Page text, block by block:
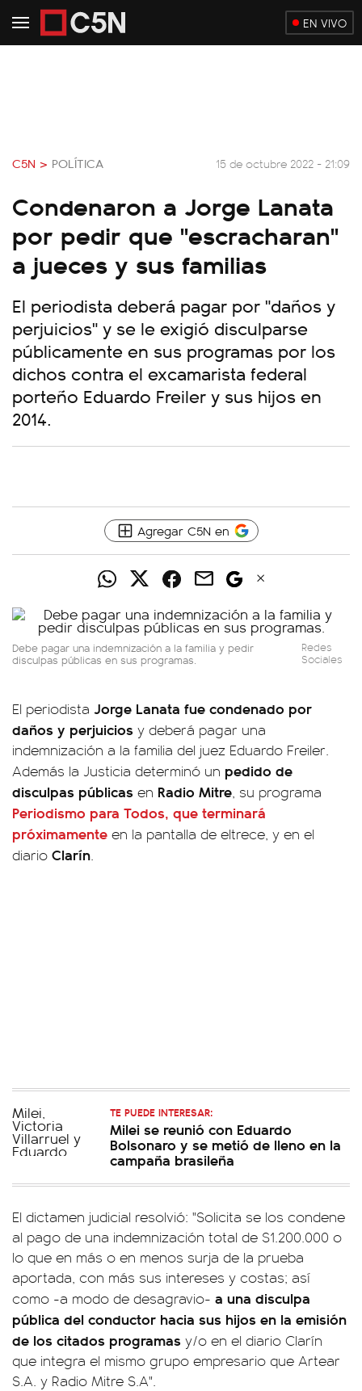
EN VIVO
C5N > POLÍTICA 15 de octubre 2022 - 21:09
Condenaron a Jorge Lanata
por pedir que "escracharan"
a jueces y sus familias
El periodista deberá pagar por "daños y
perjuicios" y se le exigió disculparse
públicamente en sus programas por los
dichos contra el excamarista federal
porteño Eduardo Freiler y sus hijos en
2014.
Agregar C5N en
Debe pagar una indemnización a la familia y pedir
disculpas públicas en sus programas.
Redes
Sociales
El periodista Jorge Lanata fue condenado por
daños y perjuicios y deberá pagar una
indemnización a la familia del juez Eduardo Freiler.
Además la Justicia determinó un pedido de
disculpas públicas en Radio Mitre, su programa
Periodismo para Todos, que terminará
próximamente en la pantalla de eltrece, y en el
diario Clarín.
TE PUEDE INTERESAR:
Milei se reunió con Eduardo
Bolsonaro y se metió de lleno en la
campaña brasileña
El dictamen judicial resolvió: "Solicita se los condene
al pago de una indemnización total de $1.200.000 o
lo que en más o en menos surja de la prueba
aportada, con más sus intereses y costas; así
como -a modo de desagravio- a una disculpa
pública del conductor hacia sus hijos en la emisión
de los citados programas y/o en el diario Clarín
que integra el mismo grupo empresario que Artear
S.A. y Radio Mitre S.A".